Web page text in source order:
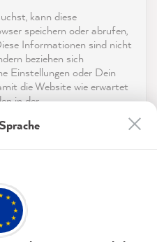
kann diese
speichern oder abrufen,
Informationen sind nicht
beziehen sich
Einstellungen oder Dein
die Website wie erwartet
in der
zu analysieren sowie
io
guten Produkte
Pinsel gibt es
und der immer
Beratung ist
(10 Zargen und acht